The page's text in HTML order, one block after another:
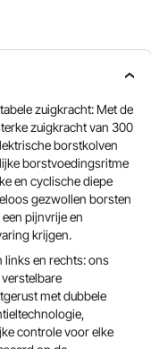
zuigkracht: Met de
zuigkracht van 300
borstkolven
borstvoedingsritme
en cyclische diepe
gezwollen borsten
pijnvrije en
krijgen.
links en rechts: ons
met dubbele
controle voor elke